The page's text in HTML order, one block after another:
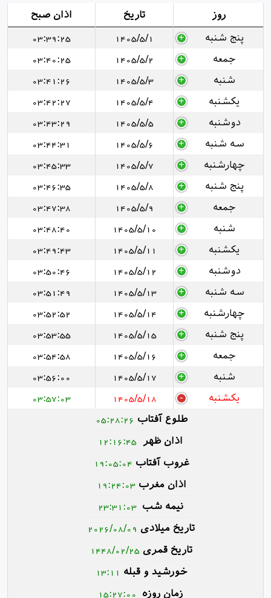
روز تاریخ
اذان صبح
پنج شنبه
1405/5/1
03:39:25
جمعه
1405/5/2
03:40:25
شنبه
1405/5/3
03:41:26
یکشنبه
1405/5/4
03:42:27
دوشنبه
1405/5/5
03:43:29
سه شنبه
1405/5/6
03:44:31
چهارشنبه
1405/5/7
03:45:33
پنج شنبه
1405/5/8
03:46:35
جمعه
1405/5/9
03:47:38
شنبه
1405/5/10
03:48:40
یکشنبه
1405/5/11
03:49:43
دوشنبه
1405/5/12
03:50:46
سه شنبه
1405/5/13
03:51:49
چهارشنبه
1405/5/14
03:52:52
پنج شنبه
1405/5/15
03:53:55
جمعه
1405/5/16
03:54:58
شنبه
1405/5/17
03:56:00
یکشنبه
1405/5/18
03:57:03
طلوع آفتاب 05:28:26
اذان ظهر
12:16:45
غروب آفتاب 19:05:04
اذان مغرب 19:24:03
نیمه شب 23:31:03
تاریخ میلادی 2026/08/09
تاریخ قمری 1448/02/25
خورشید و قبله 13:11
زمان روزه 15:27:00